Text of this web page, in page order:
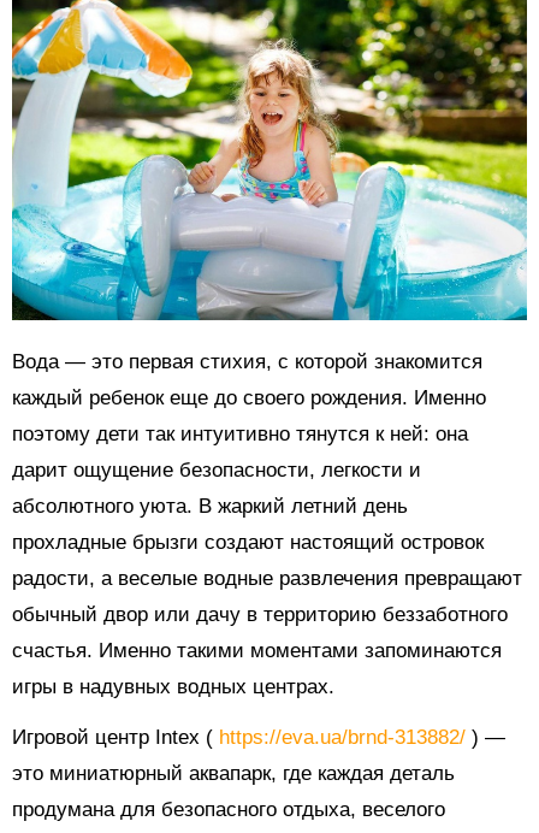
Вода — это первая стихия, с которой знакомится
каждый ребенок еще до своего рождения. Именно
поэтому дети так интуитивно тянутся к ней: она
дарит ощущение безопасности, легкости и
абсолютного уюта. В жаркий летний день
прохладные брызги создают настоящий островок
радости, а веселые водные развлечения превращают
обычный двор или дачу в территорию беззаботного
счастья. Именно такими моментами запоминаются
игры в надувных водных центрах.
Игровой центр Intex ( https://eva.ua/brnd-313882/ ) —
это миниатюрный аквапарк, где каждая деталь
продумана для безопасного отдыха, веселого